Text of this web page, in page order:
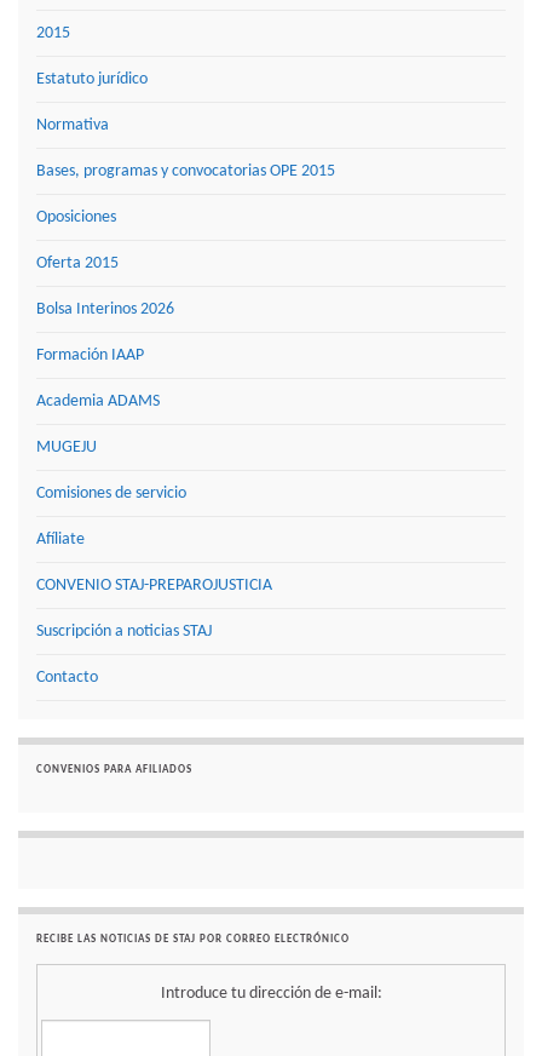
2015
Estatuto jurídico
Normativa
Bases, programas y convocatorias OPE 2015
Oposiciones
Oferta 2015
Bolsa Interinos 2026
Formación IAAP
Academia ADAMS
MUGEJU
Comisiones de servicio
Afíliate
CONVENIO STAJ-PREPAROJUSTICIA
Suscripción a noticias STAJ
Contacto
CONVENIOS PARA AFILIADOS
RECIBE LAS NOTICIAS DE STAJ POR CORREO ELECTRÓNICO
Introduce tu dirección de e-mail: